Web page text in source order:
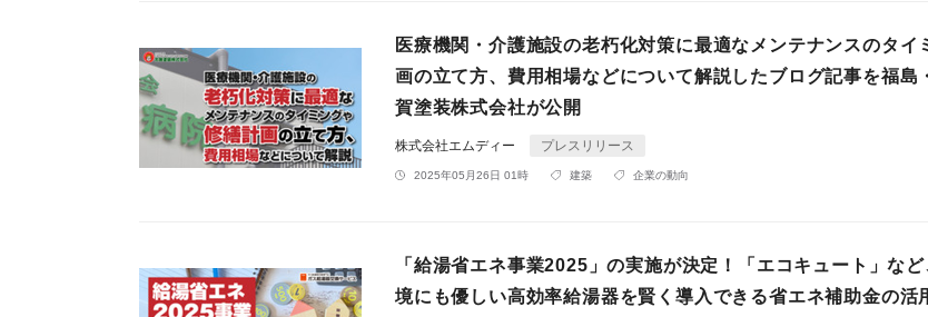
医療機関・介護施設の老朽化対策に最適なメンテナンスのタイ
画の立て方、費用相場などについて解説したブログ記事を福島
賀塗装株式会社が公開
株式会社エムディー プレスリリース
2025年05月26日 01時 建築 企業の動向
「給湯省エネ事業2025」の実施が決定！「エコキュート」な
境にも優しい高効率給湯器を賢く導入できる省エネ補助金の活